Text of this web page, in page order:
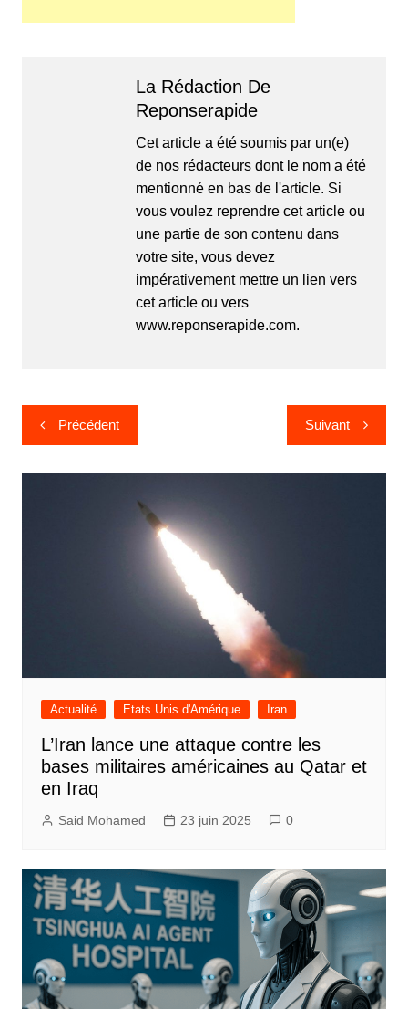
La Rédaction De
Reponserapide
Cet article a été soumis par un(e)
de nos rédacteurs dont le nom a été
mentionné en bas de l'article. Si
vous voulez reprendre cet article ou
une partie de son contenu dans
votre site, vous devez
impérativement mettre un lien vers
cet article ou vers
www.reponserapide.com.
Navigation
de
l’article
Précédent Suivant
Actualité Etats Unis d'Amérique Iran
L’Iran lance une attaque contre les
bases militaires américaines au Qatar et
en Iraq
Said Mohamed 23 juin 2025 0